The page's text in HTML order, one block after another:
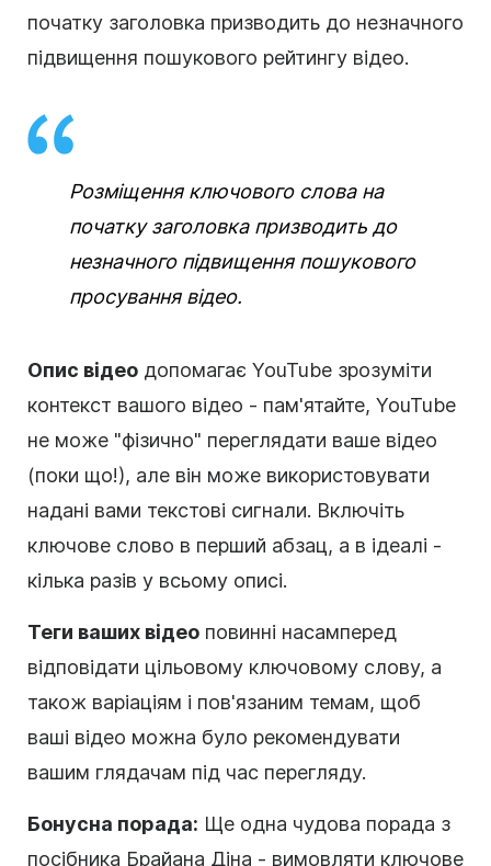
початку заголовка призводить до незначного
підвищення пошукового рейтингу відео.
Розміщення ключового слова на
початку заголовка призводить до
незначного підвищення пошукового
просування відео.
Опис відео допомагає YouTube зрозуміти
контекст вашого відео - пам'ятайте, YouTube
не може "фізично" переглядати ваше відео
(поки що!), але він може використовувати
надані вами текстові сигнали. Включіть
ключове слово в перший абзац, а в ідеалі -
кілька разів у всьому описі.
Теги ваших відео повинні насамперед
відповідати цільовому ключовому слову, а
також варіаціям і пов'язаним темам, щоб
ваші відео можна було рекомендувати
вашим глядачам під час перегляду.
Бонусна порада: Ще одна чудова порада з
посібника Брайана Діна - вимовляти ключове